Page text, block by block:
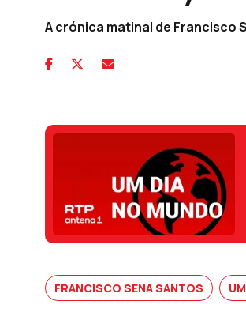
A crónica matinal de Francisco
FRANCISCO SENA SANTOS